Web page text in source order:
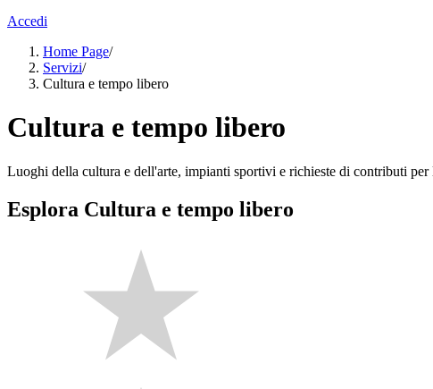
Accedi
Home Page/
Servizi/
Cultura e tempo libero
Cultura e tempo libero
Luoghi della cultura e dell'arte, impianti sportivi e richieste di contributi per
Esplora Cultura e tempo libero